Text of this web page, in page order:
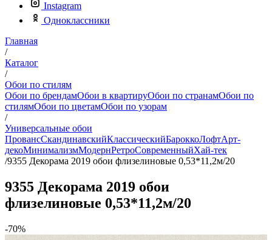
Instagram
Одноклассники
Главная
/
Каталог
/
Обои по стилям
Обои по брендамОбои в квартируОбои по странамОбои по
стилямОбои по цветамОбои по узорам
/
Универсальные обои
ПровансСкандинавскийКлассическийБароккоЛофтАрт-
декоМинимализмМодернРетроСовременныйХай-тек
/9355 Декорама 2019 обои флизелиновые 0,53*11,2м/20
9355 Декорама 2019 обои
флизелиновые 0,53*11,2м/20
-70%